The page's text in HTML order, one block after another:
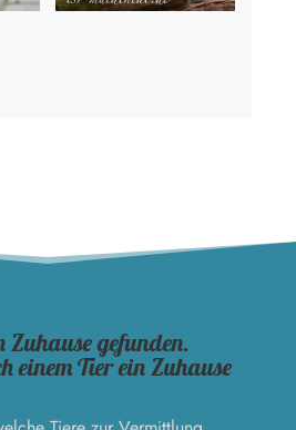
gefunden.
einem Tier ein Zuhause